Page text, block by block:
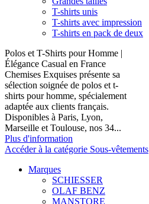
T-shirts unis
T-shirts avec impression
T-shirts en pack de deux
Polos et T-Shirts pour Homme |
Élégance Casual en France
Chemises Exquises présente sa
sélection soignée de polos et t-
shirts pour homme, spécialement
adaptée aux clients français.
Disponibles à Paris, Lyon,
Marseille et Toulouse, nos 34...
Plus d'information
Accéder à la catégorie Sous-vêtements
Marques
SCHIESSER
OLAF BENZ
MANSTORE